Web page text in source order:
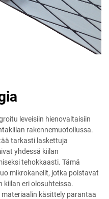
leveisiin hienovaltaisiin
rakennemuotoilussa.
tarkasti laskettuja
yhdessä kiilan
tehokkaasti. Tämä
mikrokanelit, jotka poistavat
kiilan eri olosuhteissa.
materiaalin käsittely parantaa